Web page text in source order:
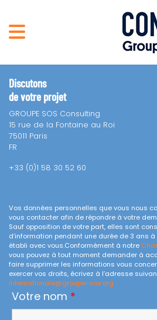
Discutons
de votre projet
GROUPE SOS Consulting
15 rue de la Fontaine au Roi
75011 Paris
FR
+33 (0)1 58 30 52 60
Vos données personnelles que vous nous
vous contacter afin de répondre à votre
Sauf opposition de votre part, elles sont
d’information pendant une durée de 3 ans
établi avec vous.Conformément à notre
vous pouvez à tout moment demander à
faire supprimer les informations vous
exercer vos droits, écrivez à l’adresse
internationale@groupe-sos.org
Votre nom *